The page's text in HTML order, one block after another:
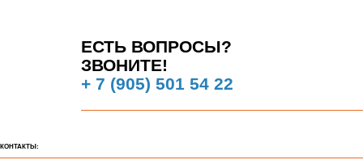
ЕСТЬ ВОПРОСЫ?
ЗВОНИТЕ!
+ 7 (905) 501 54 22
КОНТАКТЫ: